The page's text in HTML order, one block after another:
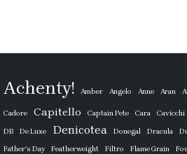
Achenty! Amber Angelo Anne Aran
Cadore Capitello Captain Pete Cara Cavicchi
DB
De Luxe Denicotea Donegal Dracula
Father's Day
Featherweight Filtro Flame Grain